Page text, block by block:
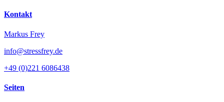
Kontakt
Markus Frey
info@stressfrey.de
+49 (0)221 6086438
Seiten